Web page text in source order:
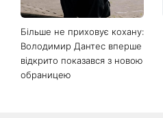
Більше не приховує кохану:
Володимир Дантес вперше
відкрито показався з новою
обраницею